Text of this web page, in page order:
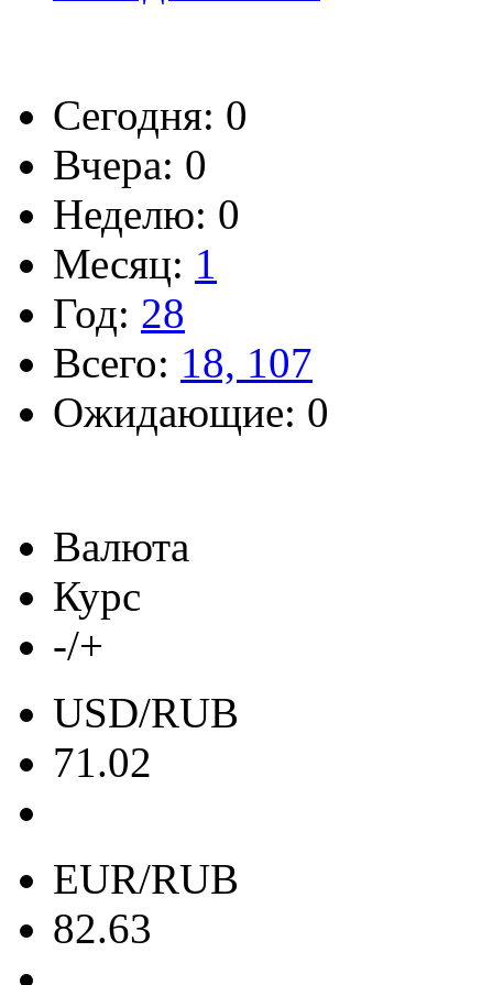
Сегодня: 0
Вчера: 0
Неделю: 0
Месяц: 1
Год: 28
Всего: 18, 107
Ожидающие: 0
Валюта
Курс
-/+
USD/RUB
71.02
EUR/RUB
82.63